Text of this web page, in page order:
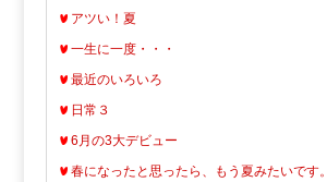
アツい！夏
一生に一度・・・
最近のいろいろ
日常３
6月の3大デビュー
春になったと思ったら、もう夏みたいです。